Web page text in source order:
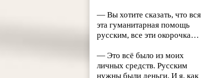
— Вы хотите сказать, что вся
эта гуманитарная помощь
русским, все эти окорочка…
— Это всё было из моих
личных средств. Русским
нужны были деньги. И я, как